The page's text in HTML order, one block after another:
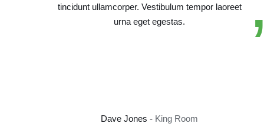
tincidunt ullamcorper. Vestibulum tempor laoreet
urna eget egestas.
Dave Jones - King Room